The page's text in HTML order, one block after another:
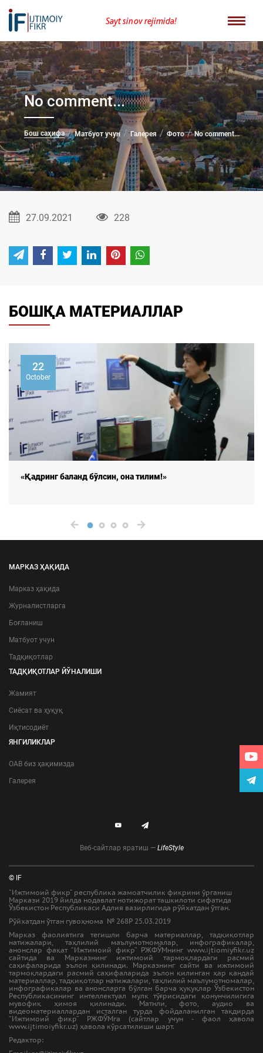
Sayt sinov rejimida!
No comment...
Бош саҳифа Матбуот учун Галерея Фото No comment...
27.09.2021 228
БОШҚА МАТЕРИАЛЛАР
бўлсин, она тилим!»
October
МАРКАЗ ҲАҚИДА
Марказ ҳақида
Журналистларга
Боғланиш
Матбуот учун
Тадқиқотлар
ТАДҚИҚОТЛАР ЙЎНАЛИШИ
Жамият
Сиёсат ва ҳуқуқ
Иқтисодиёт
ЯНГИЛИКЛАР
ОАВ биз ҳақимизда
Галерея
Веб-сайтлар яратиш — LifeStyle
© IF
"Ижтимоий фикр" республика жамоатчилик фикрини ўрганиш
Маркази 2019 йилда нодавлат нотижорат ташкилоти сифатида
Ўзбекистон Республикаси Адлия вазирлигида рўйхатдан ўтган.
Рўйхатдан ўтган гувоҳнома № 268Р 25.03.2019
Марказ фаолиятига тегишли барча материаллар, тадқиқотлар
натижалари, таҳлилий маълумотномалар, инфографикалар,
анонслар фақат “Ижтимоий фикр” РЖФЎМнинг www.ijtiomiyfikr.uz
сайтида ва Марказнинг ижтимоий тармоқлардаги расмий
саҳифаларида эълон қилинади. Марказнинг сайти ва ижтимоий
тармоқлардаги расмий саҳифаларида эълон қилинган ҳар қандай
материаллар, тадқиқотлар натижалари, таҳлилий маълумотномалар,
инфографикалар ва анонсларга бўлган барча ҳуқуқлар Ўзбекистон
Республикасининг интеллектуал мулк тўғрисидаги қонунчилигига
мувофиқ ҳимоя қилинади. Матнли, фото, аудио ва
видеоматериаллардан исталган турда фойдаланилган тақдирда
“Ижтимоий фикр” РЖФЎМга (сайтлар учун - фаол ҳавола
www.ijtimoiyfikr.uz) ҳавола кўрсатилиши шарт.
Редактор: